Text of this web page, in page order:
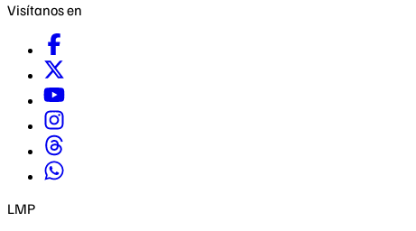
Visítanos en
LMP